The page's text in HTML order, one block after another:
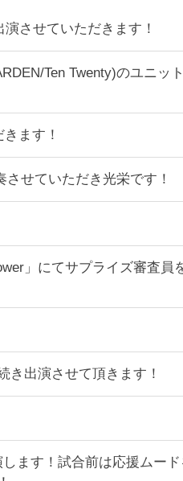
させていただきます！
Ten Twenty)のユニッ
ます！
せていただき光栄です！
」にてサプライズ審査員
き出演させて頂きます！
ます！試合前は応援ムー